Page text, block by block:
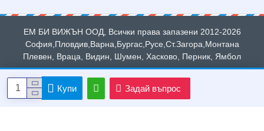
Купи Задай въпрос
ЕМ БИ ВИЖЪН ООД, Всички права запазени 2012-2026
София,Пловдив,Варна,Бургас,Русе,Ст.Загора,Монтана
Плевен, Враца, Видин, Шумен, Хасково, Перник, Ямбол